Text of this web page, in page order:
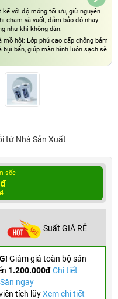
với độ mỏng tối ưu, giữ nguyên
chạm và vuốt, đảm bảo độ nhạy
như khi không dán.
mồ hôi: Lớp phủ cao cấp chống bám
bụi bẩn, giúp màn hình luôn sạch sẽ
sáng mạnh, đồng thời giảm ánh
hình, bảo vệ mắt người dùng khi
từ Nhà Sản Xuất
sốc
Suất GIÁ RẺ
Giảm giá toàn bộ sản
1.200.000đChi tiết
Săn ngay
tích lũyXem chi tiết